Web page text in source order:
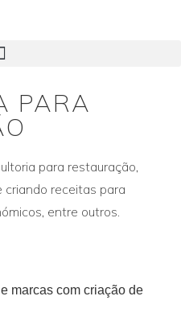
PARA
para restauração,
criando receitas para
entre outros.
marcas com criação de